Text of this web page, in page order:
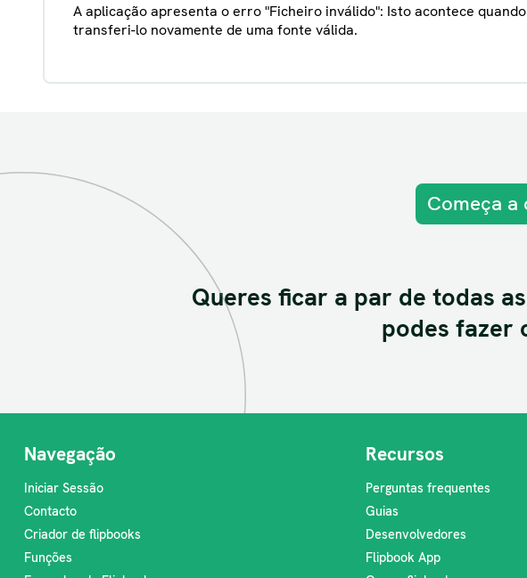
A aplicação apresenta o erro "Ficheiro inválido": Isto acontece
transferi-lo novamente de uma fonte válida.
Começa a
Queres ficar a par de todas
podes fazer
Navegação
Iniciar Sessão
Contacto
Criador de flipbooks
Funções
Recursos
Perguntas frequentes
Guias
Desenvolvedores
Flipbook App